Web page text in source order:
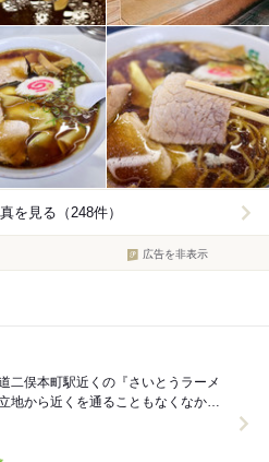
を見る（248件）
広告を非表示